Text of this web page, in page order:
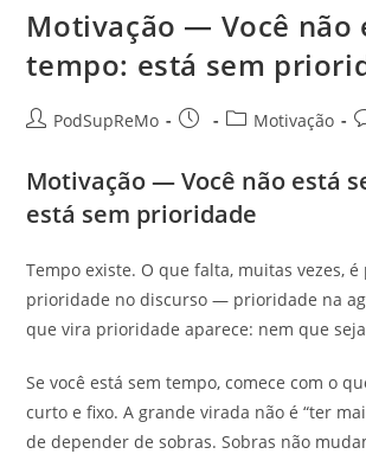
Tarefa”:
Foco
Funciona
Motivação — Você não
tempo: está sem
Autor
post:
PodSupReMo
Post
Categoria
post:
Motivação
Motivação — Você não está
está sem prioridade
Tempo existe. O que falta, muitas vezes,
prioridade no discurso — prioridade na
que vira prioridade aparece: nem que
Se você está sem tempo, comece com o
curto e fixo. A grande virada não é “ter
de depender de sobras. Sobras não